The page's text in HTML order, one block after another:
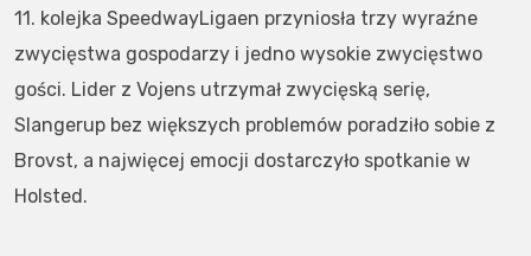
11. kolejka SpeedwayLigaen przyniosła trzy wyraźne
zwycięstwa gospodarzy i jedno wysokie zwycięstwo
gości. Lider z Vojens utrzymał zwycięską serię,
Slangerup bez większych problemów poradziło sobie z
Brovst, a najwięcej emocji dostarczyło spotkanie w
Holsted.